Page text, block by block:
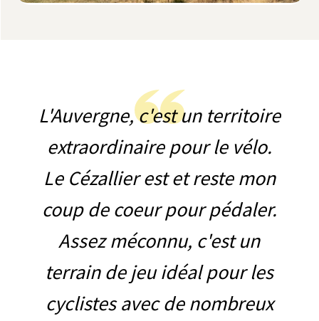
L'Auvergne, c'est un territoire
extraordinaire pour le vélo.
Le Cézallier est et reste mon
coup de coeur pour pédaler.
Assez méconnu, c'est un
terrain de jeu idéal pour les
cyclistes avec de nombreux